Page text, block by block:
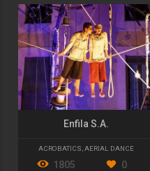
Enfila S.A.
ACROBATICS,AERIAL DANCE
1805 0